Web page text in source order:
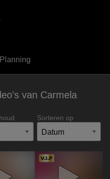
Planning
van Carmela
Sorteren op